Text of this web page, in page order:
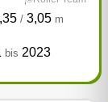
/ 3,05 m
bis 2023